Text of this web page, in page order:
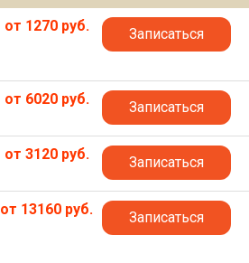
от 1270 руб. Записаться
от 6020 руб. Записаться
от 3120 руб. Записаться
от 13160 руб. Записаться